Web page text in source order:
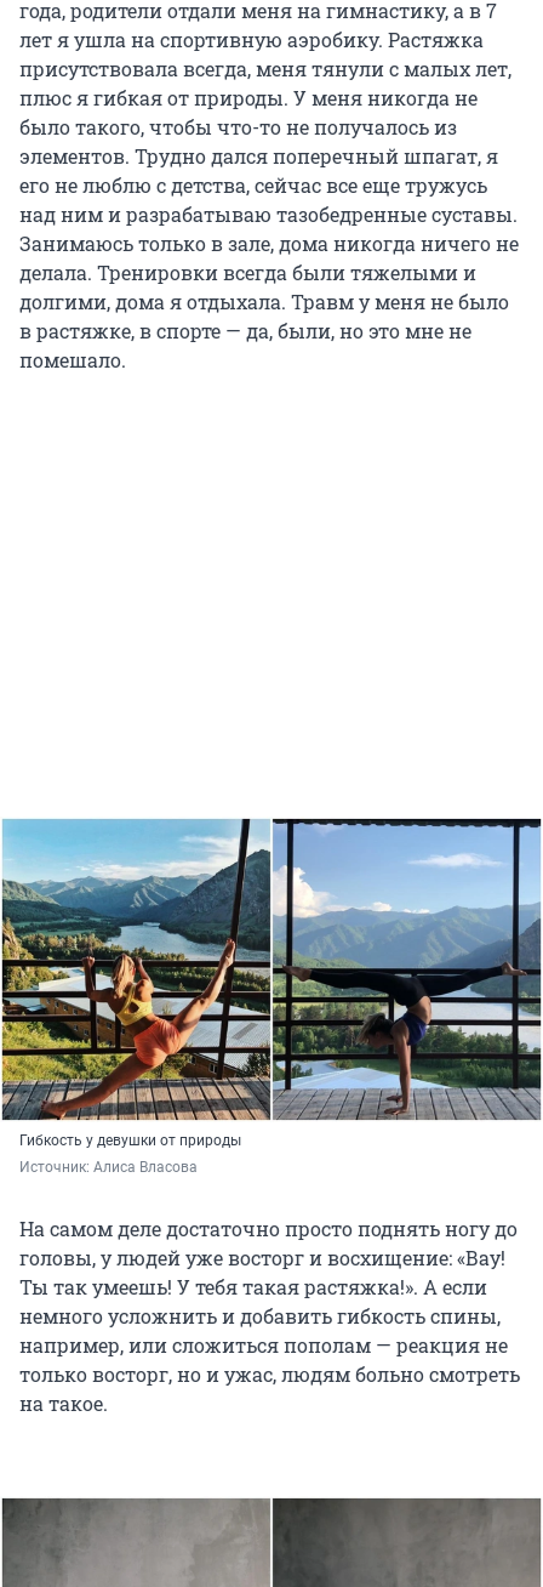
года, родители отдали меня на гимнастику, а в 7
лет я ушла на спортивную аэробику. Растяжка
присутствовала всегда, меня тянули с малых лет,
плюс я гибкая от природы. У меня никогда не
было такого, чтобы что-то не получалось из
элементов. Трудно дался поперечный шпагат, я
его не люблю с детства, сейчас все еще тружусь
над ним и разрабатываю тазобедренные суставы.
Занимаюсь только в зале, дома никогда ничего не
делала. Тренировки всегда были тяжелыми и
долгими, дома я отдыхала. Травм у меня не было
в растяжке, в спорте — да, были, но это мне не
помешало.
Гибкость у девушки от природы
Источник: Алиса Власова
На самом деле достаточно просто поднять ногу до
головы, у людей уже восторг и восхищение: «Вау!
Ты так умеешь! У тебя такая растяжка!». А если
немного усложнить и добавить гибкость спины,
например, или сложиться пополам — реакция не
только восторг, но и ужас, людям больно смотреть
на такое.